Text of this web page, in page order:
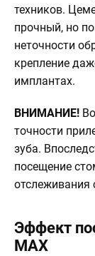
техников.
прочный, но
неточности
крепление
имплантах.
ВНИМАНИЕ!
точности
зуба.
посещение
отслеживания
Эффект
МАХ